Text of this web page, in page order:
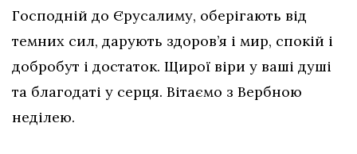
Господній до Єрусалиму, оберігають від
темних сил, дарують здоров’я і мир, спокій і
добробут і достаток. Щирої віри у ваші душі
та благодаті у серця. Вітаємо з Вербною
неділею.